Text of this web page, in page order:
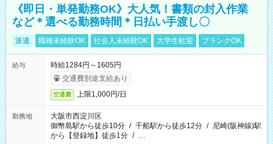
《即日・単発勤務OK》大人気！書類の封入作業
など＊選べる勤務時間＊日払い手渡し〇
派遣 職種未経験OK 社会人未経験OK 大学生歓迎 ブランクOK
給与
時給1284円～1605円
交通費別途支給あり
交通費 上限1,000円/日
勤務地
大阪市西淀川区
御幣島駅から徒歩10分 / 千船駅から徒歩12分 / 尼崎(阪神線)駅
から【登録地】徒歩1分 / …